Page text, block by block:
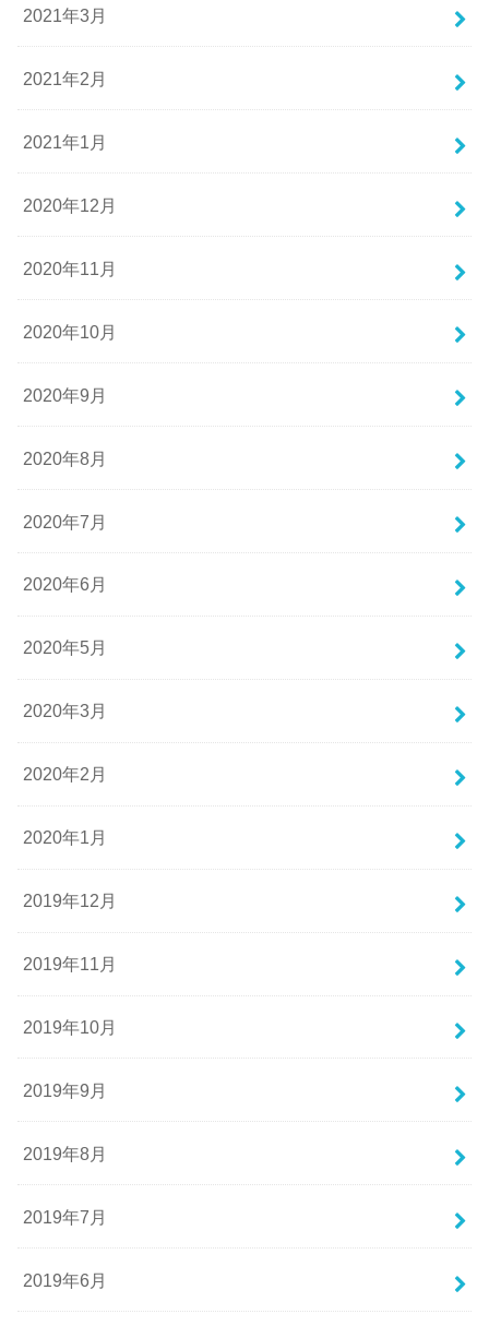
2021年3月
2021年2月
2021年1月
2020年12月
2020年11月
2020年10月
2020年9月
2020年8月
2020年7月
2020年6月
2020年5月
2020年3月
2020年2月
2020年1月
2019年12月
2019年11月
2019年10月
2019年9月
2019年8月
2019年7月
2019年6月